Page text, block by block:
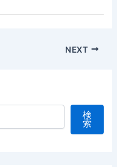
NEXT
検
索